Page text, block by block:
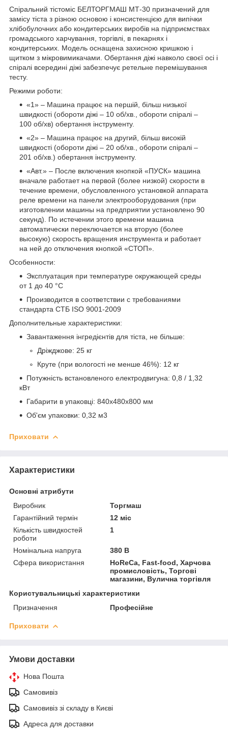
Спіральний тістоміс БЕЛТОРГМАШ МТ-30 призначений для
замісу тіста з різною основою і консистенцією для випічки
хлібобулочних або кондитерських виробів на підприємствах
громадського харчування, торгівлі, в пекарнях і
кондитерських. Модель оснащена захисною кришкою і
щитком з мікровимикачами. Обертання діжі навколо своєї осі і
спіралі всередині діжі забезпечує ретельне перемішування
тесту.
Режими роботи:
«1» – Машина працює на першій, більш низької
швидкості (обороти діжі – 10 об/хв., обороти спіралі –
100 об/хв) обертання інструменту.
«2» – Машина працює на другий, більш високій
швидкості (обороти діжі – 20 об/хв., обороти спіралі –
201 об/хв.) обертання інструменту.
«Авт.» – После включения кнопкой «ПУСК» машина
вначале работает на первой (более низкой) скорости в
течение времени, обусловленного установкой аппарата
реле времени на панели электрооборудования (при
изготовлении машины на предприятии установлено 90
секунд). По истечении этого времени машина
автоматически переключается на вторую (более
высокую) скорость вращения инструмента и работает
на ней до отключения кнопкой «СТОП».
Особенности:
Эксплуатация при температуре окружающей среды
от 1 до 40 °С
Производится в соответствии с требованиями
стандарта СТБ ISO 9001-2009
Дополнительные характеристики:
Завантаження інгредієнтів для тіста, не більше:
Дріжджове: 25 кг
Круте (при вологості не менше 46%): 12 кг
Потужність встановленого електродвигуна: 0,8 / 1,32
кВт
Габарити в упаковці: 840х480х800 мм
Об'єм упаковки: 0,32 м3
Приховати
Характеристики
Основні атрибути
Виробник
Торгмаш
Гарантійний термін
12 міс
Кількість швидкостей
роботи
1
Номінальна напруга
380 В
Сфера використання
HoReCa, Fast-food, Харчова
промисловість, Торгові
магазини, Вулична торгівля
Користувальницькі характеристики
Призначення
Професійне
Приховати
Умови доставки
Нова Пошта
Самовивіз
Самовивіз зі складу в Києві
Адреса для доставки